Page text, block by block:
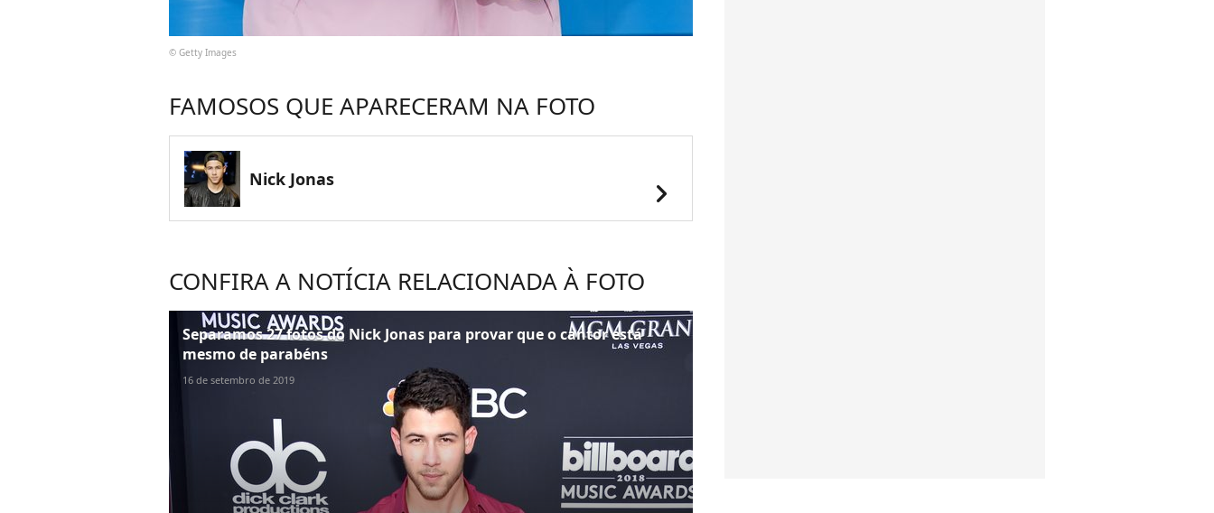
© Getty Images
FAMOSOS QUE APARECERAM NA FOTO
Nick Jonas chevron_right
CONFIRA A NOTÍCIA RELACIONADA À FOTO
Separamos 27 fotos do Nick Jonas para provar que o cantor está
mesmo de parabéns
16 de setembro de 2019